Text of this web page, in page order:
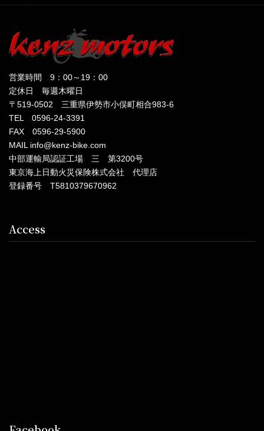
営業時間 9：00～19：00
定休日 毎週木曜日
〒519-0502 三重県伊勢市小俣町相合983-6
TEL 0596-24-3391
FAX 0596-29-5900
MAIL info@kenz-bike.com
中部運輸局認証工場 三 第3200号
東京海上日動火災保険株式会社 代理店
登録番号 T5810379670962
Access